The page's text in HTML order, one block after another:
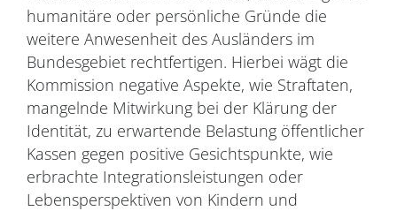
humanitäre oder persönliche Gründe die
weitere Anwesenheit des Ausländers im
Bundesgebiet rechtfertigen. Hierbei wägt die
Kommission negative Aspekte, wie Straftaten,
mangelnde Mitwirkung bei der Klärung der
Identität, zu erwartende Belastung öffentlicher
Kassen gegen positive Gesichtspunkte, wie
erbrachte Integrationsleistungen oder
Lebensperspektiven von Kindern und